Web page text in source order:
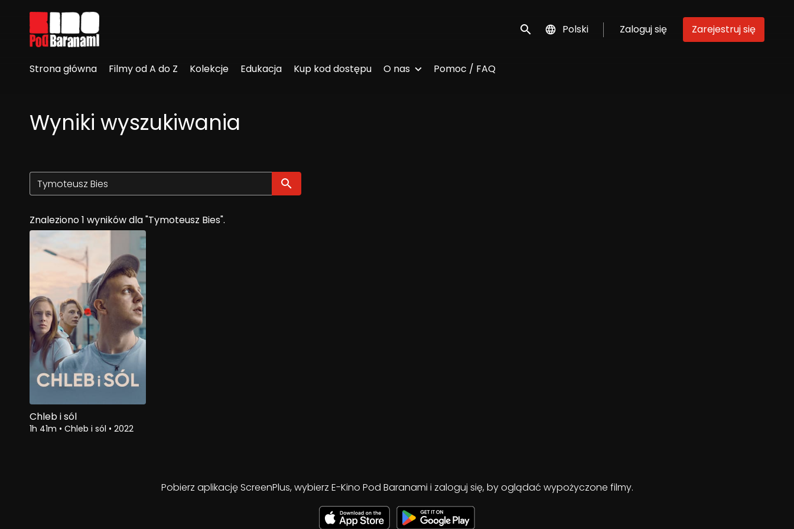
Linki ułatwień dostępu
Wyszukaj Polski Zaloguj się Zarejestruj się
Strona główna Filmy od A do Z Kolekcje Edukacja Kup kod dostępu O nas Pomoc / FAQ
Wyniki wyszukiwania
Wyszukaj
Znaleziono 1 wyników dla "Tymoteusz Bies".
Chleb i sól
1h 41m • Chleb i sól • 2022
Pobierz aplikację ScreenPlus, wybierz E-Kino Pod Baranami i zaloguj się, by oglądać wypożyczone filmy.